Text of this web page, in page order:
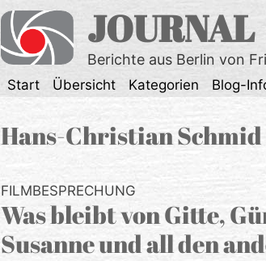
JOURNAL
Berichte aus Berlin von
Start Übersicht Kategorien Blog-
Hans-Christian Schmid
FILMBESPRECHUNG
Was bleibt von Gitte,
Susanne und all den